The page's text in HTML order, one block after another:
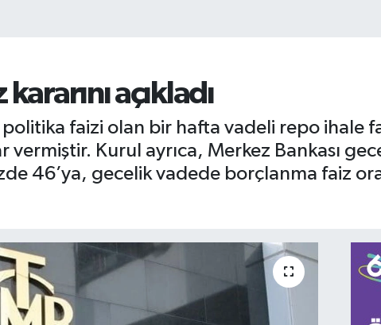
açıkladı
politika faizi olan bir hafta vadeli repo ihale
vermiştir. Kurul ayrıca, Merkez Bankası
46’ya, gecelik vadede borçlanma faiz